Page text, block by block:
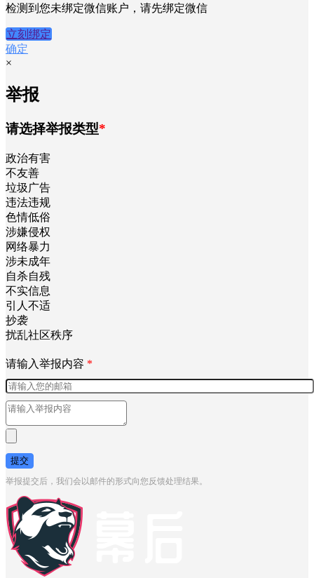
检测到您未绑定微信账户，请先绑定微信
立刻绑定
确定
×
举报
请选择举报类型*
政治有害
不友善
垃圾广告
违法违规
色情低俗
涉嫌侵权
网络暴力
涉未成年
自杀自残
不实信息
引人不适
抄袭
扰乱社区秩序
请输入举报内容 *
提交
举报提交后，我们会以邮件的形式向您反馈处理结果。